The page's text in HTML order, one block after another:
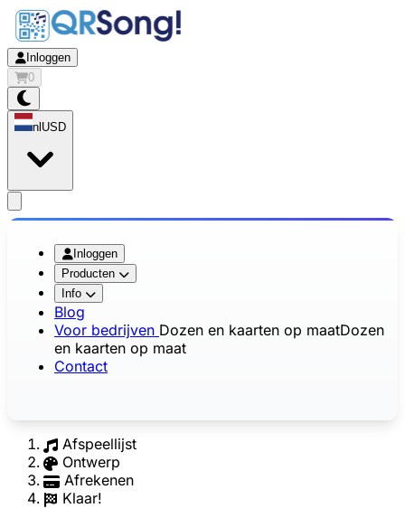
Inloggen
0
nl USD
Inloggen
Producten
Info
Blog
Voor bedrijven Dozen en kaarten op maatDozen
en kaarten op maat
Contact
Afspeellijst
Ontwerp
Afrekenen
Klaar!